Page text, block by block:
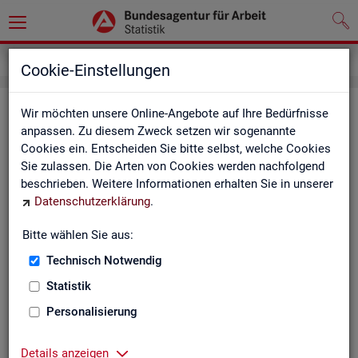
Cookie-Einstellungen
Wir möchten unsere Online-Angebote auf Ihre Bedürfnisse
anpassen. Zu diesem Zweck setzen wir sogenannte
Cookies ein. Entscheiden Sie bitte selbst, welche Cookies
Sie zulassen. Die Arten von Cookies werden nachfolgend
beschrieben. Weitere Informationen erhalten Sie in unserer
Datenschutzerklärung.
Bitte wählen Sie aus:
Technisch Notwendig
Statistik
Personalisierung
Details anzeigen
Kon­takt
Nut­zen Sie die Mög­lich­keit mit uns in Kon­takt zu tre­ten!
Sie haben Fra­gen zum An­ge­bot?
Sie be­nö­ti­gen auf Ihre Fra­ge­stel­lung zu­ge­schnit­te­ne Son­der­
Ihr Sta­tis­tik-Ser­vice hilft Ihnen wei­ter!
Zen­tra­ler Sta­tis­tik-Ser­vice